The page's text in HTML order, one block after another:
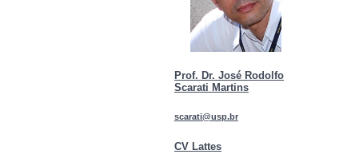
Prof. Dr. José Rodolfo
Scarati Martins
scarati@usp.br
CV Lattes